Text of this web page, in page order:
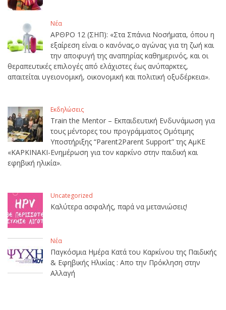
Νέα
ΑΡΘΡΟ 12 (ΣΗΠ): «Στα Σπάνια Νοσήματα, όπου η
εξαίρεση είναι ο κανόνας,ο αγώνας για τη ζωή και
την αποφυγή της αναπηρίας καθημερινός, και οι
θεραπευτικές επιλογές από ελάχιστες έως ανύπαρκτες,
απαιτείται υγειονομική, οικονομική και πολιτική οξυδέρκεια».
Εκδηλώσεις
Train the Mentor – Εκπαιδευτική Ενδυνάμωση για
τους μέντορες του προγράμματος Ομότιμης
Υποστήριξης “Parent2Parent Support” της ΑμΚΕ
«ΚΑΡΚΙΝΑΚΙ-Ενημέρωση για τον καρκίνο στην παιδική και
εφηβική ηλικία».
Uncategorized
Καλύτερα ασφαλής, παρά να μετανιώσεις!
Νέα
Παγκόσμια Ημέρα Κατά του Καρκίνου της Παιδικής
& Εφηβικής Ηλικίας : Απο την Πρόκληση στην
Αλλαγή